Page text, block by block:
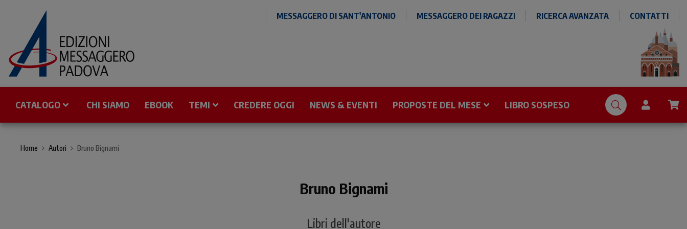
MESSAGGERO DI SANT'ANTONIO MESSAGGERO DEI RAGAZZI RICERCA AVANZATA CONTATTI
CATALOGO CHI SIAMO EBOOK TEMI CREDERE OGGI NEWS & EVENTI PROPOSTE DEL MESE LIBRO SOSPESO
Home Autori Bruno Bignami
Bruno Bignami
Libri dell'autore